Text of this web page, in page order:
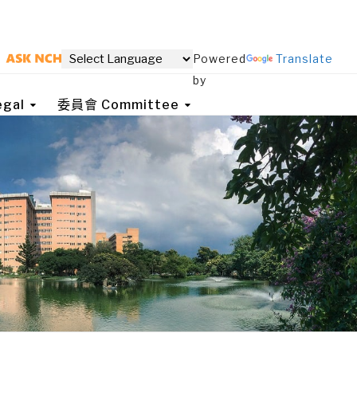
Powered
by
Translate
委員會 Committee